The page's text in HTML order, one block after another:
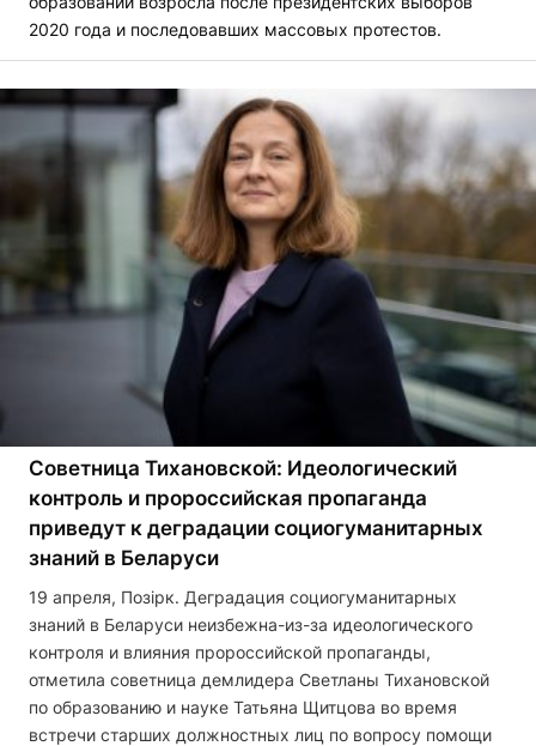
2020 года и последовавших массовых протестов.
Советница Тихановской: Идеологический
контроль и пророссийская пропаганда
приведут к деградации социогуманитарных
знаний в Беларуси
19 апреля, Позірк. Деградация социогуманитарных
знаний в Беларуси неизбежна-из-за идеологического
контроля и влияния пророссийской пропаганды,
отметила советница демлидера Светланы Тихановской
по образованию и науке Татьяна Щитцова во время
встречи старших должностных лиц по вопросу помощи